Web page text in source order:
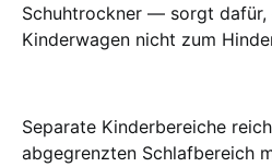
Schuhtrockner — sorgt dafür,
Kinderwagen nicht zum
Separate Kinderbereiche
abgegrenzten Schlafbereich